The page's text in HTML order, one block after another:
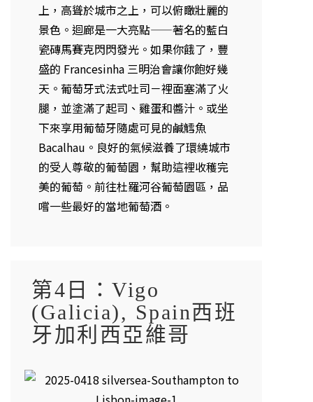
上，高聳於城市之上，可以俯瞰壯麗的
景色。迴廊是一大亮點——著名的藍白
瓷磚馬賽克閃閃發光。如果你餓了，豐
盛的 Francesinha 三明治會讓你飽好幾
天。葡萄牙式法式吐司－裡面塞滿了火
腿，並塗滿了起司、雞蛋和醬汁。或坐
下來享用葡萄牙隨處可見的鹹鱈魚
Bacalhau。良好的氣候滋養了環繞城市
的受人尊敬的葡萄園，幫助這裡收穫完
美的葡萄。前往杜羅河谷葡萄園區，品
嚐一些最好的當地葡萄酒。
第4日：Vigo
(Galicia), Spain西班
牙加利西亞維哥